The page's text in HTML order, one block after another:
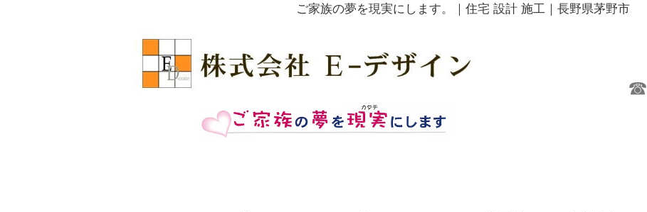
ご家族の夢を現実にします。｜住宅 設計 施工｜長野県茅野市
☎